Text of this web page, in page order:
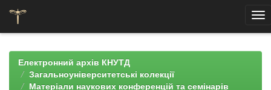
navigationЕлектронний архів КНУТД
Загальноуніверситетські колекції
Матеріали наукових конференцій та семінарів